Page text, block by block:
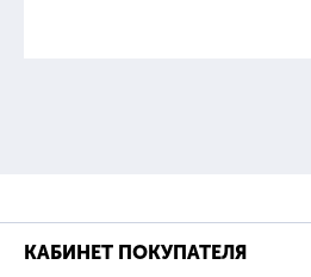
КАБИНЕТ ПОКУПАТЕЛЯ